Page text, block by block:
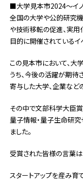
■大学見本市2024～イノ
全国の大学や公的研究
や技術移転の促進、実
目的に開催されているイ
この見本市において、大
うち、今後の活躍が期
寄与した大学、企業など
その中で文部科学大臣
量子情報・量子生命研究
ました。
受賞された皆様の言葉は
スタートアップを産み育